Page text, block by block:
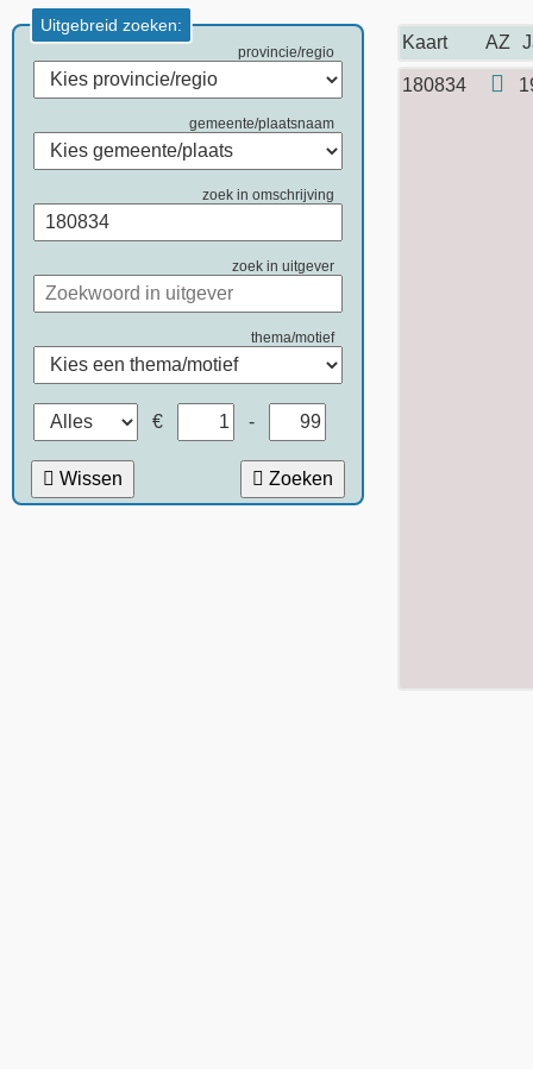
Uitgebreid zoeken:
provincie/regio
gemeente/plaatsnaam
zoek in omschrijving
zoek in uitgever
thema/motief
€ -
Wissen Zoeken
Kaart AZ
180834